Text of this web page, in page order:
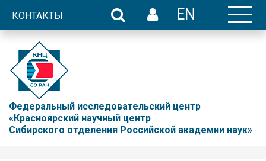
КОНТАКТЫ EN
Федеральный исследовательский центр
«Красноярский научный центр
Сибирского отделения Российской академии наук»